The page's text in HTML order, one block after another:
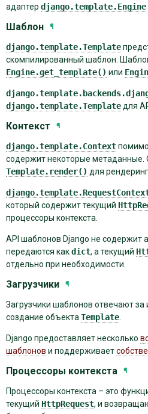
адаптер django.template.Engine
Шаблон ¶
django.template.Template
скомпилированный шаблон.
Engine.get_template() или
django.template.Templateдля
Контекст ¶
django.template.Context
содержит некоторые метаданные.
Template.render() для
который содержит текущий
процессоры контекста.
API шаблонов Django не содержит
передаются какdict, а текущий
отдельно при необходимости.
Загрузчики ¶
Загрузчики шаблонов отвечают за
создание объектаTemplate.
Django предоставляет несколько
шаблонов и поддерживает
Процессоры контекста ¶
Процессоры контекста – это
текущий HttpRequest, и